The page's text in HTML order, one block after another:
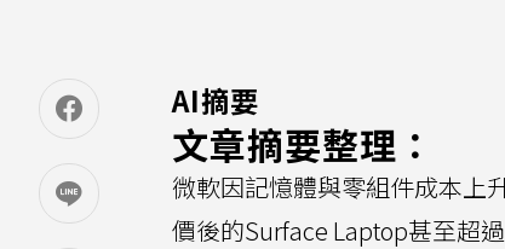
AI摘要
文章摘要整理：
微軟因記憶體與零組件成本上
價後的Surface Laptop甚至超